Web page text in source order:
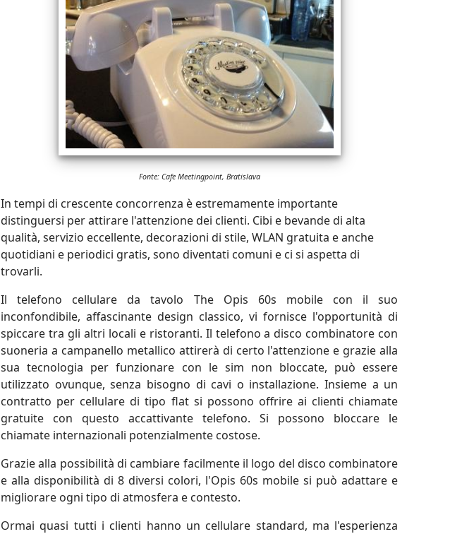
Fonte: Cafe Meetingpoint, Bratislava
In tempi di crescente concorrenza è estremamente importante
distinguersi per attirare l'attenzione dei clienti. Cibi e bevande di alta
qualità, servizio eccellente, decorazioni di stile, WLAN gratuita e anche
quotidiani e periodici gratis, sono diventati comuni e ci si aspetta di
trovarli.
Il telefono cellulare da tavolo The Opis 60s mobile con il suo
inconfondibile, affascinante design classico, vi fornisce l'opportunità di
spiccare tra gli altri locali e ristoranti. Il telefono a disco combinatore con
suoneria a campanello metallico attirerà di certo l'attenzione e grazie alla
sua tecnologia per funzionare con le sim non bloccate, può essere
utilizzato ovunque, senza bisogno di cavi o installazione. Insieme a un
contratto per cellulare di tipo flat si possono offrire ai clienti chiamate
gratuite con questo accattivante telefono. Si possono bloccare le
chiamate internazionali potenzialmente costose.
Grazie alla possibilità di cambiare facilmente il logo del disco combinatore
e alla disponibilità di 8 diversi colori, l'Opis 60s mobile si può adattare e
migliorare ogni tipo di atmosfera e contesto.
Ormai quasi tutti i clienti hanno un cellulare standard, ma l'esperienza